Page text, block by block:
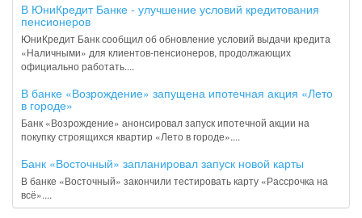
В ЮниКредит Банке - улучшение условий кредитования
пенсионеров
ЮниКредит Банк сообщил об обновление условий выдачи кредита
«Наличными» для клиентов-пенсионеров, продолжающих
официально работать....
В банке «Возрождение» запущена ипотечная акция «Лето
в городе»
Банк «Возрождение» анонсировал запуск ипотечной акции на
покупку строящихся квартир «Лето в городе»....
Банк «Восточный» запланировал запуск новой карты
В банке «Восточный» закончили тестировать карту «Рассрочка на
всё»....